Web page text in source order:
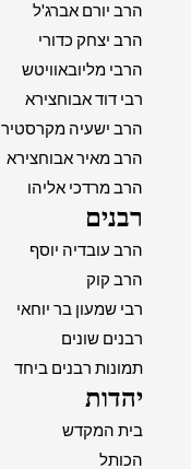
הרב יורם אברג'ל
הרב יצחק כדורי
הרבי מליובאוויטש
רבי דוד אבוחצירא
הרב ישעיה מקרסטיר
הרב מאיר אבוחצירא
הרב מרדכי אליהו
רבנים
הרב עובדיה יוסף
הרב קוק
רבי שמעון בר יוחאי
רבנים שונים
תמונות רבנים ביחד
יהדות
בית המקדש
הכותל